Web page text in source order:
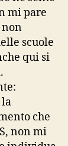
mi pare
non
scuole
qui si
la
che
non mi